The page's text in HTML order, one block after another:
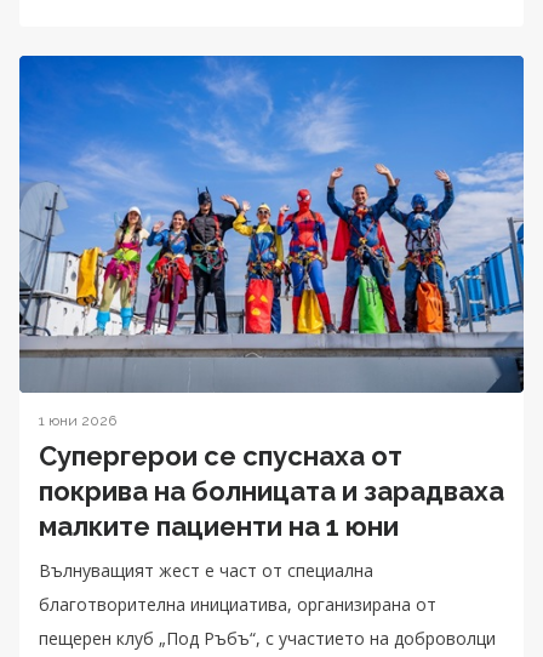
1 юни 2026
Супергерои се спуснаха от
покрива на болницата и зарадваха
малките пациенти на 1 юни
Вълнуващият жест е част от специална
благотворителна инициатива, организирана от
пещерен клуб „Под Ръбъ“, с участието на доброволци